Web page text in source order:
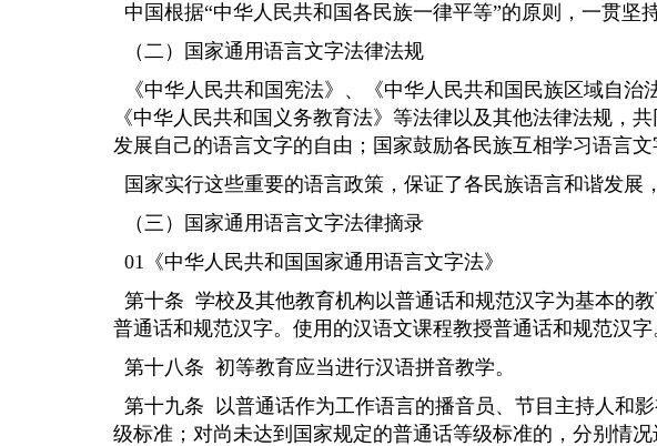
中国根据“中华人民共和国各民族一律平等”的原则，一贯坚
（二）国家通用语言文字法律法规
《中华人民共和国宪法》、《中华人民共和国民族区域自治
《中华人民共和国义务教育法》等法律以及其他法律法规，
发展自己的语言文字的自由；国家鼓励各民族互相学习语言
国家实行这些重要的语言政策，保证了各民族语言和谐发展
（三）国家通用语言文字法律摘录
01《中华人民共和国国家通用语言文字法》
第十条 学校及其他教育机构以普通话和规范汉字为基本的
普通话和规范汉字。使用的汉语文课程教授普通话和规范汉
第十八条 初等教育应当进行汉语拼音教学。
第十九条 以普通话作为工作语言的播音员、节目主持人和
级标准；对尚未达到国家规定的普通话等级标准的，分别情况